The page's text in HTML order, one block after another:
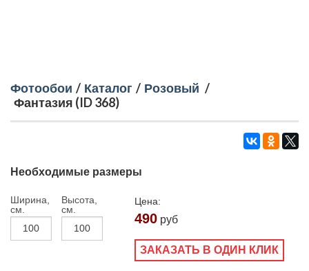
Фотообои / Каталог / Розовый /
Фантазия (ID 368)
Необходимые размеры
Ширина,
см.
Высота,
см.
Цена:
490 руб
ЗАКАЗАТЬ В ОДИН КЛИК